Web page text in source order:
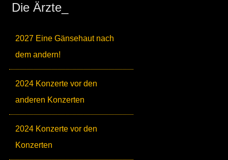
Die Ärzte_
2027 Eine Gänsehaut nach
dem andern!
2024 Konzerte vor den
anderen Konzerten
2024 Konzerte vor den
Konzerten